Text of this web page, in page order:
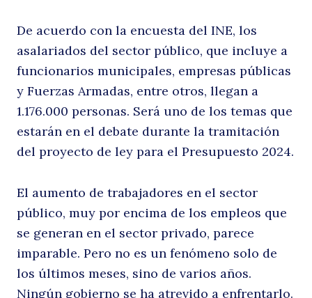
De acuerdo con la encuesta del INE, los
asalariados del sector público, que incluye a
funcionarios municipales, empresas públicas
y Fuerzas Armadas, entre otros, llegan a
1.176.000 personas. Será uno de los temas que
estarán en el debate durante la tramitación
del proyecto de ley para el Presupuesto 2024.
El aumento de trabajadores en el sector
público, muy por encima de los empleos que
se generan en el sector privado, parece
imparable. Pero no es un fenómeno solo de
los últimos meses, sino de varios años.
Ningún gobierno se ha atrevido a enfrentarlo.